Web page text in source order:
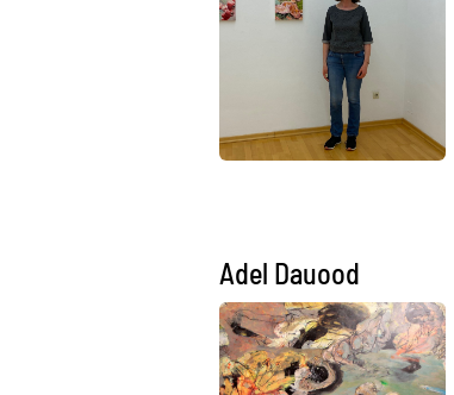
Adel Dauood